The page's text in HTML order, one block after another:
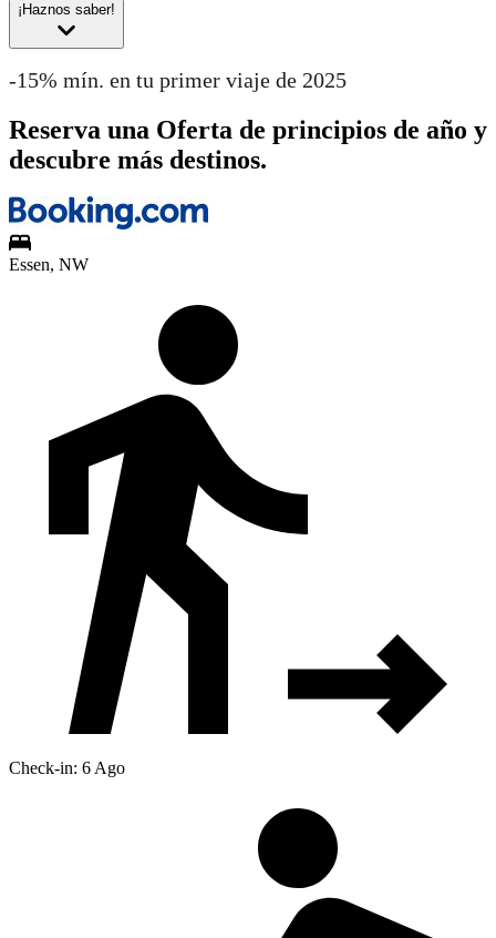
¡Haznos saber!
-15% mín. en tu primer viaje de 2025
Reserva una Oferta de principios de año y
descubre más destinos.
Essen, NW
Check-in: 6 Ago